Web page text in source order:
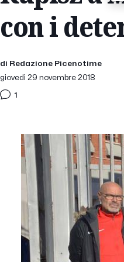
con i
di Redazione Picenotime
giovedì 29 novembre 2018
1